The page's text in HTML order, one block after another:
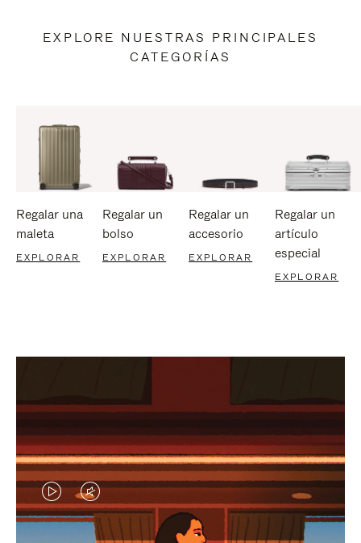
EXPLORE NUESTRAS PRINCIPALES
CATEGORÍAS
Regalar una
maleta
EXPLORAR
Regalar un
bolso
EXPLORAR
Regalar un
accesorio
EXPLORAR
Regalar un
artículo
especial
EXPLORAR
EL
VÍDEO
EL
SONIDO